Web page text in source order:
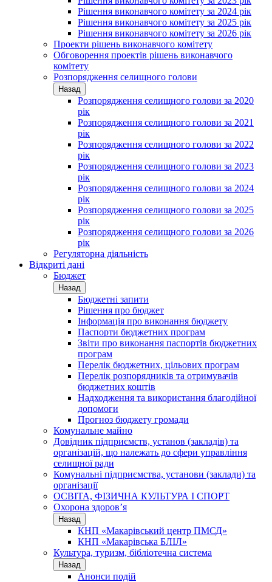
Рішення виконавчого комітету за 2024 рік
Рішення виконавчого комітету за 2025 рік
Рішення виконавчого комітету за 2026 рік
Проекти рішень виконавчого комітету
Обговорення проектів рішень виконавчого
комітету
Розпорядження селищного голови
Назад
Розпорядження селищного голови за 2020
рік
Розпорядження селищного голови за 2021
рік
Розпорядження селищного голови за 2022
рік
Розпорядження селищного голови за 2023
рік
Розпорядження селищного голови за 2024
рік
Розпорядження селищного голови за 2025
рік
Розпорядження селищного голови за 2026
рік
Регуляторна діяльність
Відкриті дані
Бюджет
Назад
Бюджетні запити
Рішення про бюджет
Інформація про виконання бюджету
Паспорти бюджетних програм
Звіти про виконання паспортів бюджетних
програм
Перелік бюджетних, цільових програм
Перелік розпорядників та отримувачів
бюджетних коштів
Надходження та використання благодійної
допомоги
Прогноз бюджету громади
Комунальне майно
Довідник підприємств, установ (закладів) та
організацій, що належать до сфери управління
селищної ради
Комунальні підприємства, установи (заклади) та
організації
ОСВІТА, ФІЗИЧНА КУЛЬТУРА І СПОРТ
Охорона здоров’я
Назад
КНП «Макарівський центр ПМСД»
КНП «Макарівська БЛІЛ»
Культура, туризм, бібліотечна система
Назад
Анонси подій